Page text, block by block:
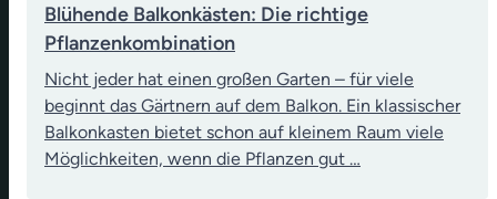
Blühende Balkonkästen: Die richtige
Pflanzenkombination
Nicht jeder hat einen großen Garten – für viele
beginnt das Gärtnern auf dem Balkon. Ein klassischer
Balkonkasten bietet schon auf kleinem Raum viele
Möglichkeiten, wenn die Pflanzen gut …